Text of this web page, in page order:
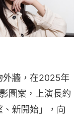
外牆，在2025年
圖案，上演長約
新開始」，向